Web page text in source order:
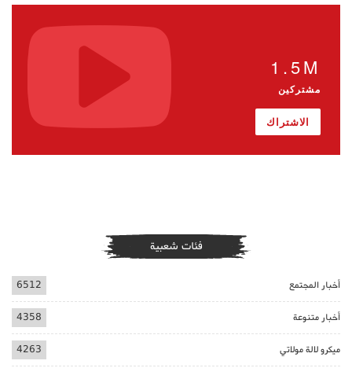
1.5M
مشتركين
الاشتراك
فئات شعبية
أخبار المجتمع 6512
أخبار متنوعة 4358
ميكرو لالة مولاتي 4263